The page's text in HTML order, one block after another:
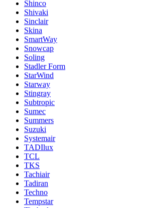
Shinco
Shivaki
Sinclair
Skina
SmartWay
Snowcap
Soling
Stadler Form
StarWind
Starway
Stingray
Subtropic
Sumec
Summers
Suzuki
Systemair
TADIlux
TCL
TKS
Tachiair
Tadiran
Techno
Tempstar